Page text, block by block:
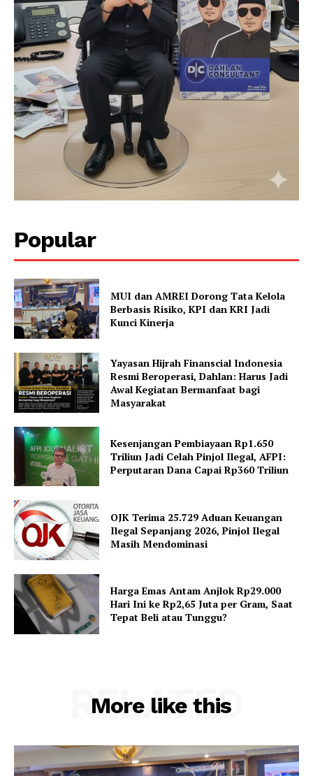
Company
About
Contact
Popular
MUI dan AMREI Dorong Tata Kelola
Berbasis Risiko, KPI dan KRI Jadi
Kunci Kinerja
Yayasan Hijrah Finanscial Indonesia
Resmi Beroperasi, Dahlan: Harus Jadi
Awal Kegiatan Bermanfaat bagi
Masyarakat
Kesenjangan Pembiayaan Rp1.650
Triliun Jadi Celah Pinjol Ilegal, AFPI:
Perputaran Dana Capai Rp360 Triliun
OJK Terima 25.729 Aduan Keuangan
Ilegal Sepanjang 2026, Pinjol Ilegal
Masih Mendominasi
Harga Emas Antam Anjlok Rp29.000
Hari Ini ke Rp2,65 Juta per Gram, Saat
Tepat Beli atau Tunggu?
More like this
RELATED